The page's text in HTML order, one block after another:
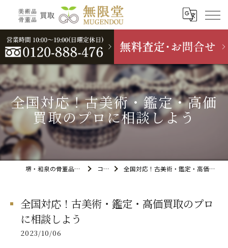
全国対応！古美術・鑑定・高価
買取のプロに相談しよう
堺・和泉の骨董品買取なら無限堂 コラム 全国対応！古美術・鑑定・高価買取のプロに相談しよう
全国対応！古美術・鑑定・高価買取のプロ
に相談しよう
2023/10/06